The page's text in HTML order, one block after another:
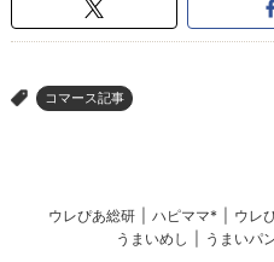
> コマース記事
ウレぴあ総研 ハピママ* ウレ
うまいめし
うまいパ